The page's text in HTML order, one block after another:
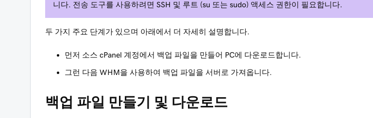
니다. 전송 도구를 사용하려면 SSH 및 루트 (su 또는 sudo) 액세스 권한이 필요합니다.
두 가지 주요 단계가 있으며 아래에서 더 자세히 설명합니다.
먼저 소스 cPanel 계정에서 백업 파일을 만들어 PC에 다운로드합니다.
그런 다음 WHM을 사용하여 백업 파일을 서버로 가져옵니다.
백업 파일 만들기 및 다운로드